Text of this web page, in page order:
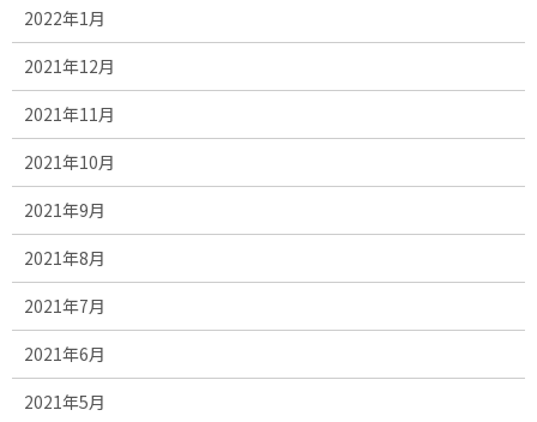
2022年1月
2021年12月
2021年11月
2021年10月
2021年9月
2021年8月
2021年7月
2021年6月
2021年5月